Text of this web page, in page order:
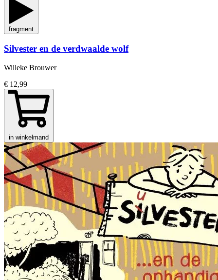
fragment
Silvester en de verdwaalde wolf
Willeke Brouwer
€ 12,99
in winkelmand